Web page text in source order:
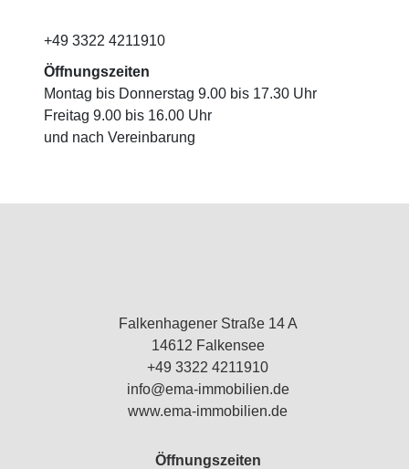
+49 3322 4211910
Öffnungszeiten
Montag bis Donnerstag 9.00 bis 17.30 Uhr
Freitag 9.00 bis 16.00 Uhr
und nach Vereinbarung
Falkenhagener Straße 14 A
14612 Falkensee
+49 3322 4211910
info@ema-immobilien.de
www.ema-immobilien.de
Öffnungszeiten